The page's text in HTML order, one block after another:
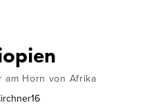
am Horn von Afrika